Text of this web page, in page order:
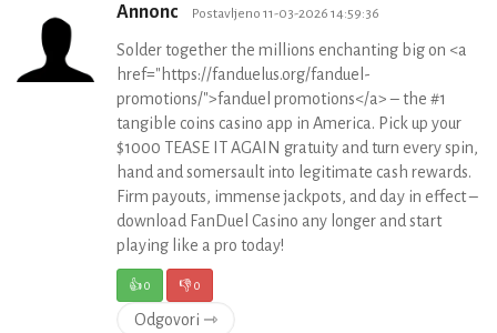
Annonc Postavljeno 11-03-2026 14:59:36
Solder together the millions enchanting big on <a
href="https://fanduelus.org/fanduel-
promotions/">fanduel promotions</a> – the #1
tangible coins casino app in America. Pick up your
$1000 TEASE IT AGAIN gratuity and turn every spin,
hand and somersault into legitimate cash rewards.
Firm payouts, immense jackpots, and day in effect –
download FanDuel Casino any longer and start
playing like a pro today!
👍0 👎0
Odgovori ⇾